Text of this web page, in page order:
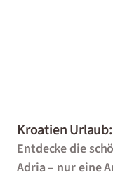
Kroatien
Entdecke die
Adria – nur eine